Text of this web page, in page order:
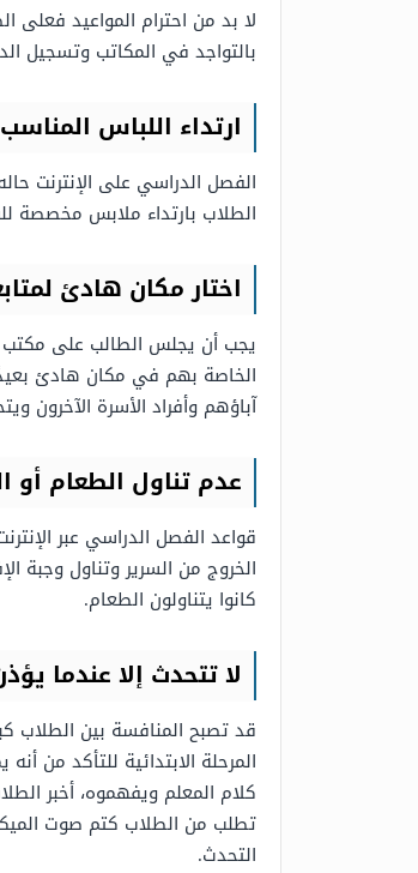
لا بد من احترام المواعيد فعلى
بالتواجد في المكاتب وتسجيل الدخول قبل 5 دقائق من بدء الفصل حتى يكونوا مستعدين
ارتداء اللباس المناسب
الفصل الدراسي على الإنترنت
الطلاب بارتداء ملابس مخصصة
اختار مكان هادئ
يجب أن يجلس الطالب على مكتب
الخاصة بهم في مكان هادئ
آباؤهم وأفراد الأسرة
عدم تناول الطعام أو
قواعد الفصل الدراسي عبر
الخروج من السرير وتناول وجبة
كانوا يتناولون الطعام.
لا تتحدث إلا عندما
قد تصبح المنافسة بين الطلاب
المرحلة الابتدائية للتأكد
كلام المعلم ويفهموه، أخبر
تطلب من الطلاب كتم صوت
التحدث.